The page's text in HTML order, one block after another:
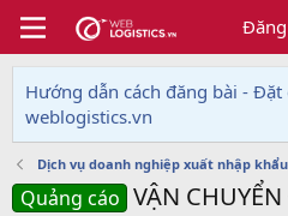
Hướng dẫn cách đăng bài - Đặt
weblogistics.vn
Dịch vụ doanh nghiệp xuất nhập
Quảng cáo VẬN